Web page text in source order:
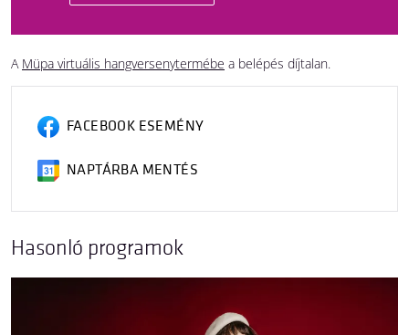
A Müpa virtuális hangversenytermébe a belépés díjtalan.
FACEBOOK ESEMÉNY
NAPTÁRBA MENTÉS
Hasonló programok